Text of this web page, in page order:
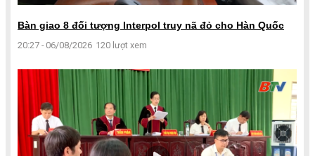
Bàn giao 8 đối tượng Interpol truy nã đỏ cho Hàn Quốc
20:27 - 06/08/2026 120 lượt xem